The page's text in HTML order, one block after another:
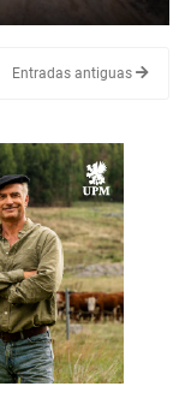
Entradas antiguas